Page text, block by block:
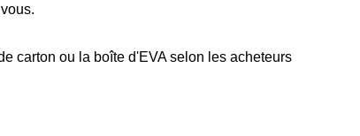
carton ou la boîte d'EVA selon les acheteurs